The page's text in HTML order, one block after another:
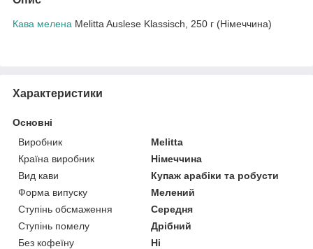
Кава мелена Melitta Auslese Klassisch, 250 г (Німеччина)
Характеристики
Основні
Виробник
Melitta
Країна виробник
Німеччина
Вид кави
Купаж арабіки та робусти
Форма випуску
Мелений
Ступінь обсмаження
Середня
Ступінь помелу
Дрібний
Без кофеїну
Ні